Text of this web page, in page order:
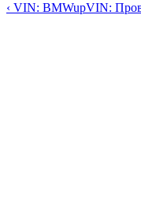
‹ VIN: BMWupVIN: